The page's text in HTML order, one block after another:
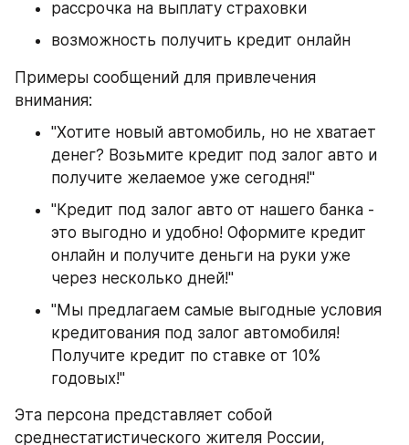
рассрочка на выплату страховки
возможность получить кредит онлайн
Примеры сообщений для привлечения
внимания:
"Хотите новый автомобиль, но не хватает
денег? Возьмите кредит под залог авто и
получите желаемое уже сегодня!"
"Кредит под залог авто от нашего банка -
это выгодно и удобно! Оформите кредит
онлайн и получите деньги на руки уже
через несколько дней!"
"Мы предлагаем самые выгодные условия
кредитования под залог автомобиля!
Получите кредит по ставке от 10%
годовых!"
Эта персона представляет собой
среднестатистического жителя России,